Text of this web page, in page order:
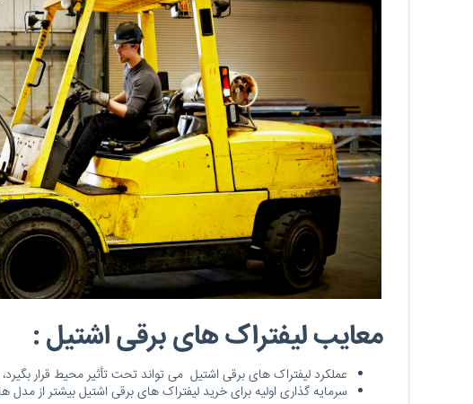
معایب لیفتراک های برقی اشتیل :
عملکرد لیفتراک های برقی اشتیل می تواند تحت تأثیر محیط قرار
سرمایه گذاری اولیه برای خرید لیفتراک های برقی اشتیل بیشتر از مدل